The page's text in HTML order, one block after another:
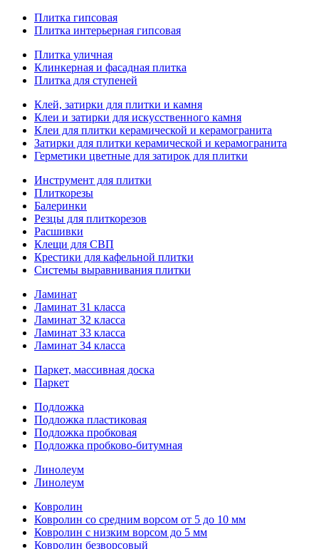
Плитка гипсовая
Плитка интерьерная гипсовая
Плитка уличная
Клинкерная и фасадная плитка
Плитка для ступеней
Клей, затирки для плитки и камня
Клеи и затирки для искусственного камня
Клеи для плитки керамической и керамогранита
Затирки для плитки керамической и керамогранита
Герметики цветные для затирок для плитки
Инструмент для плитки
Плиткорезы
Балеринки
Резцы для плиткорезов
Расшивки
Клещи для СВП
Крестики для кафельной плитки
Системы выравнивания плитки
Ламинат
Ламинат 31 класса
Ламинат 32 класса
Ламинат 33 класса
Ламинат 34 класса
Паркет, массивная доска
Паркет
Подложка
Подложка пластиковая
Подложка пробковая
Подложка пробково-битумная
Линолеум
Линолеум
Ковролин
Ковролин со средним ворсом от 5 до 10 мм
Ковролин с низким ворсом до 5 мм
Ковролин безворсовый